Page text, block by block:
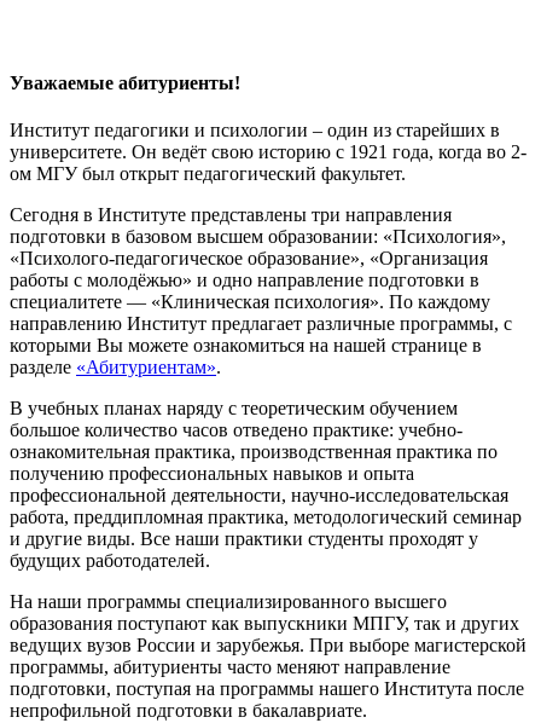
Уважаемые абитуриенты!
Институт педагогики и психологии – один из старейших в
университете. Он ведёт свою историю с 1921 года, когда во 2-
ом МГУ был открыт педагогический факультет.
Сегодня в Институте представлены три направления
подготовки в базовом высшем образовании: «Психология»,
«Психолого-педагогическое образование», «Организация
работы с молодёжью» и одно направление подготовки в
специалитете — «Клиническая психология». По каждому
направлению Институт предлагает различные программы, с
которыми Вы можете ознакомиться на нашей странице в
разделе «Абитуриентам».
В учебных планах наряду с теоретическим обучением
большое количество часов отведено практике: учебно-
ознакомительная практика, производственная практика по
получению профессиональных навыков и опыта
профессиональной деятельности, научно-исследовательская
работа, преддипломная практика, методологический семинар
и другие виды. Все наши практики студенты проходят у
будущих работодателей.
На наши программы специализированного высшего
образования поступают как выпускники МПГУ, так и других
ведущих вузов России и зарубежья. При выборе магистерской
программы, абитуриенты часто меняют направление
подготовки, поступая на программы нашего Института после
непрофильной подготовки в бакалавриате.